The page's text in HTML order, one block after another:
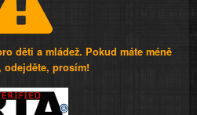
děti a mládež. Pokud máte méně
odejděte, prosím!